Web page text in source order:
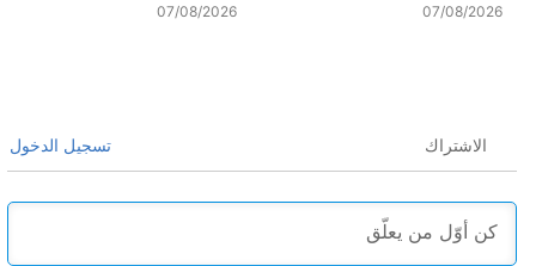
07/08/2026
07/08/2026
الاشتراك تسجيل الدخول